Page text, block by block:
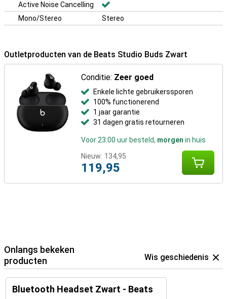
Active Noise Cancelling
Mono/Stereo
Stereo
Outletproducten van de Beats Studio Buds Zwart
Conditie: Zeer goed
Enkele lichte gebruikerssporen
100% functionerend
1 jaar garantie
31 dagen gratis retourneren
Voor 23:00 uur besteld, morgen in huis
Nieuw: 134,95
119,95
Onlangs bekeken
producten
Wis geschiedenis
Bluetooth Headset Zwart - Beats